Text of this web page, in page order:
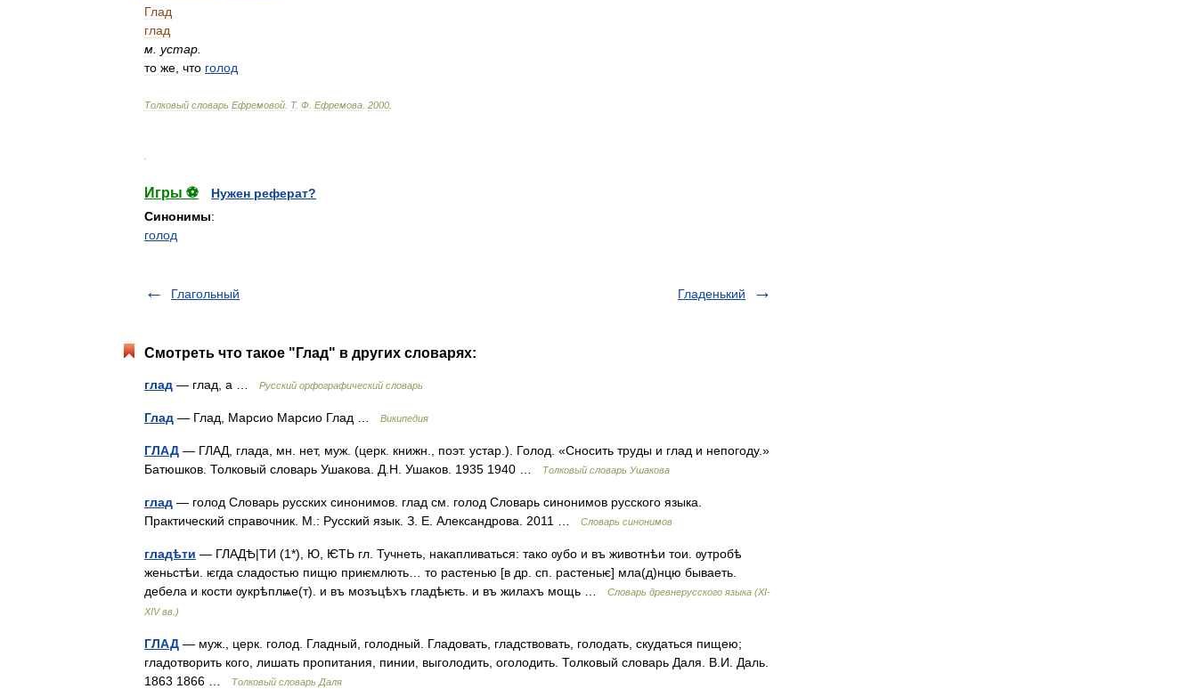
Глад
глад
м устар
то же что голод
Толковый словарь Ефремовой Т. Ф Ефремова 2000
Игры ⚽
Нужен реферат?
Синонимы:
голод
Глагольный Гладенький
Смотреть что такое "Глад" в других словарях:
глад — глад, а … Русский орфографический словарь
Глад — Глад, Марсио Марсио Глад … Википедия
ГЛАД — ГЛАД, глада, мн. нет, муж. (церк. книжн., поэт. устар.). Голод. «Сносить труды и глад и непогоду.»
Батюшков. Толковый словарь Ушакова. Д.Н. Ушаков. 1935 1940 …
Толковый словарь Ушакова
глад — голод Словарь русских синонимов. глад см. голод Словарь синонимов русского языка.
Практический справочник. М.: Русский язык. З. Е. Александрова. 2011 …
Словарь синонимов
гладѣти — ГЛАДѢ|ТИ (1*), Ю, ѤТЬ гл. Тучнеть, накапливаться: тако ѹбо и въ животнѣи тои. ѹтробѣ
женьстѣи. ѥгда сладостью пищю приѥмлють… то растенью [в др. сп. растеньѥ] мла(д)нцю бываеть.
дебела и кости ѹкрѣплѩе(т). и въ мозъцѣхъ гладѣѥть. и въ жилахъ мощь …
Словарь древнерусского языка (XI-
XIV вв.)
ГЛАД — муж., церк. голод. Гладный, голодный. Гладовать, гладствовать, голодать, скудаться пищею;
гладотворить кого, лишать пропитания, пинии, выголодить, оголодить. Толковый словарь Даля. В.И. Даль.
1863 1866 …
Толковый словарь Даля